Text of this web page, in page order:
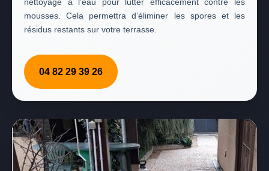
mousses. Cela permettra d’éliminer les spores et les
résidus restants sur votre terrasse.
04 82 29 39 26